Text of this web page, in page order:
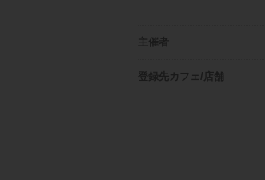
主催者
登録先カフェ/店舗